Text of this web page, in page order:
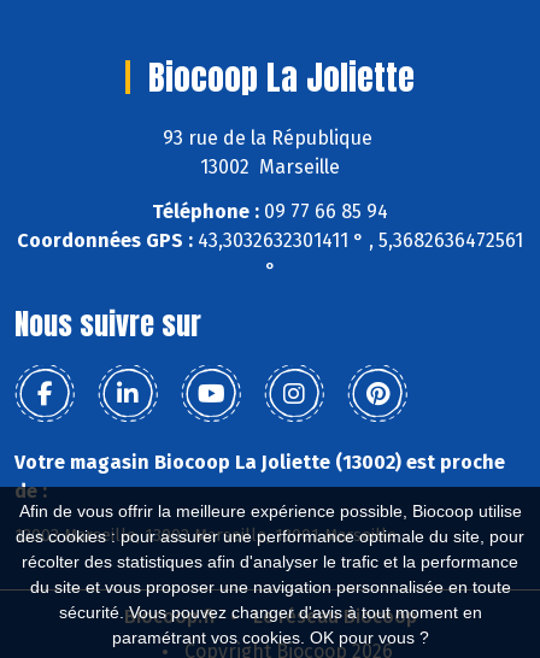
Afin de vous offrir la meilleure expérience possible, Biocoop utilise
des cookies : pour assurer une performance optimale du site, pour
récolter des statistiques afin d'analyser le trafic et la performance
du site et vous proposer une navigation personnalisée en toute
sécurité. Vous pouvez changer d'avis à tout moment en
paramétrant vos cookies. OK pour vous ?
Biocoop La Joliette
93 rue de la République
13002 Marseille
Téléphone : 09 77 66 85 94
Coordonnées GPS : 43,3032632301411 ° , 5,3682636472561
°
Nous suivre sur
Votre magasin Biocoop La Joliette (13002) est proche
de :
13003 Marseille, 13002 Marseille, 13001 Marseille
Biocoop.fr
Le réseau Biocoop
Copyright Biocoop 2026